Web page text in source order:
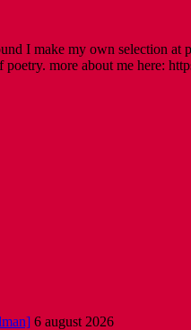
I make my own selection
more about me here:
6 august 2026